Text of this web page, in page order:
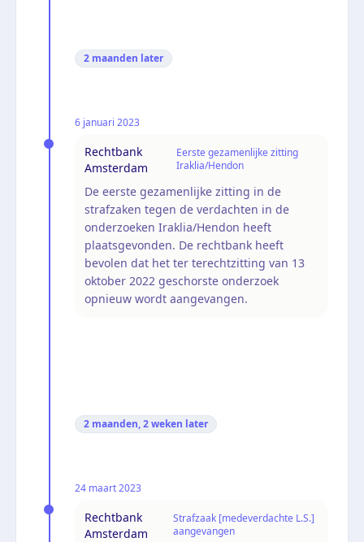
2 maanden later
6 januari 2023
Rechtbank
Amsterdam
Eerste gezamenlijke zitting
Iraklia/Hendon
De eerste gezamenlijke zitting in de
strafzaken tegen de verdachten in de
onderzoeken Iraklia/Hendon heeft
plaatsgevonden. De rechtbank heeft
bevolen dat het ter terechtzitting van 13
oktober 2022 geschorste onderzoek
opnieuw wordt aangevangen.
2 maanden, 2 weken later
24 maart 2023
Rechtbank
Amsterdam
Strafzaak [medeverdachte L.S.]
aangevangen